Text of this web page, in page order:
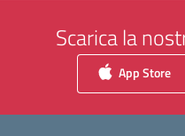
Scarica la
App Store